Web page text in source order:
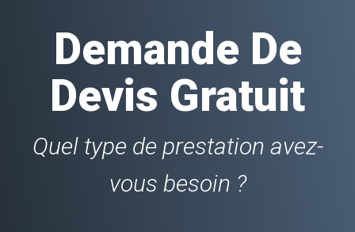
Demande De
Devis Gratuit
Quel type de prestation avez-
vous besoin ?